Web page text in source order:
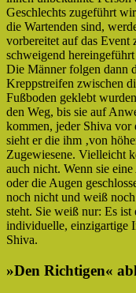
Geschlechts zugeführt
die Wartenden sind,
vorbereitet auf das Event
schweigend
Die Männer folgen dann
Kreppstreifen zwischen
Fußboden geklebt
den Weg, bis sie auf
kommen, jeder Shiva vor
sieht er die ihm ‚von
Zugewiesene. Vielleicht
auch nicht. Wenn sie
oder die Augen
noch nicht und weiß
steht. Sie weiß nur: Es
individuelle, einzigartige
Shiva.
»Den Richtigen«